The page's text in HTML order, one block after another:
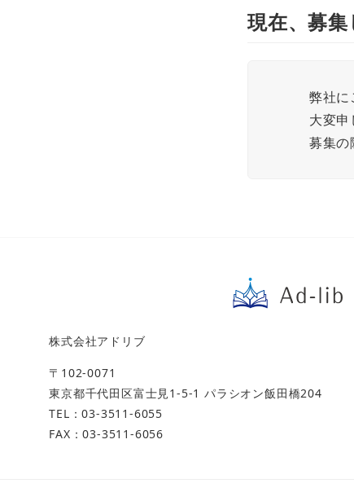
現在、募集
弊社に
大変
募集の
株式会社アドリブ
〒102-0071
東京都千代田区富士見1-5-1 パラシオン飯田橋204
TEL：03-3511-6055
FAX：03-3511-6056